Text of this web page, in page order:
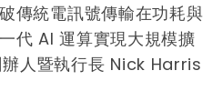
傳統電訊號傳輸在功耗與
代 AI 運算實現大規模擴
人暨執行長 Nick Harris